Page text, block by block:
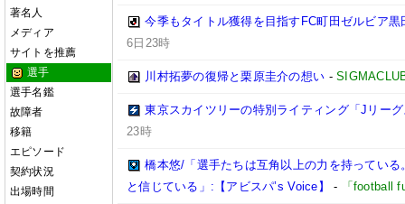
著名人
メディア
サイトを推薦
選手
選手名鑑
故障者
移籍
エピソード
契約状況
出場時間
今季もタイトル獲得を目指すFC町田ゼルビア
6日23時
川村拓夢の復帰と栗原圭介の想い -
東京スカイツリーの特別ライティング「Jリー
23時
橋本悠/「選手たちは互角以上の力を持ってい
と信じている」:【アビスパ’s Voice】
- 「football